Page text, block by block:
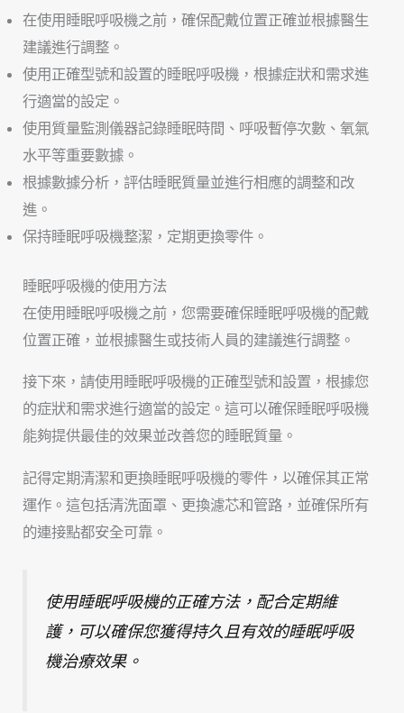
在使用睡眠呼吸機之前，確保配戴位置正確並根據醫生
建議進行調整。
使用正確型號和設置的睡眠呼吸機，根據症狀和需求進
行適當的設定。
使用質量監測儀器記錄睡眠時間、呼吸暫停次數、氧氣
水平等重要數據。
根據數據分析，評估睡眠質量並進行相應的調整和改
進。
保持睡眠呼吸機整潔，定期更換零件。
睡眠呼吸機的使用方法
在使用睡眠呼吸機之前，您需要確保睡眠呼吸機的配戴
位置正確，並根據醫生或技術人員的建議進行調整。
接下來，請使用睡眠呼吸機的正確型號和設置，根據您
的症狀和需求進行適當的設定。這可以確保睡眠呼吸機
能夠提供最佳的效果並改善您的睡眠質量。
記得定期清潔和更換睡眠呼吸機的零件，以確保其正常
運作。這包括清洗面罩、更換濾芯和管路，並確保所有
的連接點都安全可靠。
使用睡眠呼吸機的正確方法，配合定期維
護，可以確保您獲得持久且有效的睡眠呼吸
機治療效果。